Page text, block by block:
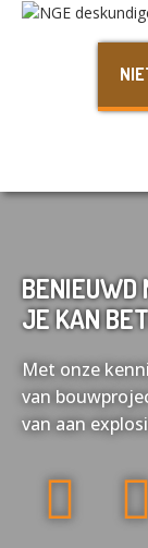
BENIEUWD
JE KAN
Met onze
van
van aan